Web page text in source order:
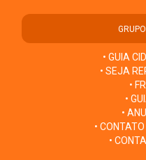
• GUIA
• SEJA
•
•
•
•
•